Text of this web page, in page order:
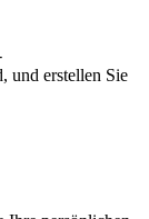
und erstellen Sie